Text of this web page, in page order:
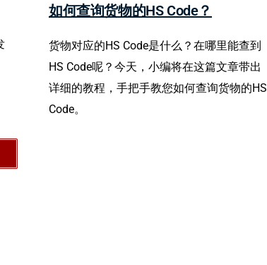
如何查询货物的HS Code？
货物对应的HS Code是什么？在哪里能查到
HS Code呢？今天，小编将在这篇文章带出
详细的教程，手把手教您如何查询货物的HS
Code。